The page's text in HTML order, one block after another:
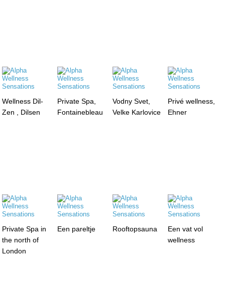
Wellness Dil-
Zen , Dilsen
Private Spa,
Fontainebleau
Vodny Svet,
Velke Karlovice
Privé wellness,
Ehner
Private Spa in
the north of
London
Een pareltje Rooftopsauna
Een vat vol
wellness